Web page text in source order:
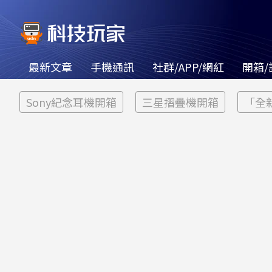
最新文章 手機通訊 社群/APP/網紅 開箱/
Sony紀念耳機開箱 三星摺疊機開箱 「